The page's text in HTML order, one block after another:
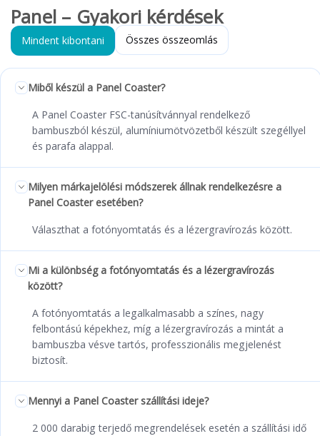
Panel – Gyakori kérdések
Mindent kibontani Összes összeomlás
Miből készül a Panel Coaster?
A Panel Coaster FSC-tanúsítvánnyal rendelkező
bambuszból készül, alumíniumötvözetből készült szegéllyel
és parafa alappal.
Milyen márkajelölési módszerek állnak rendelkezésre a
Panel Coaster esetében?
Választhat a fotónyomtatás és a lézergravírozás között.
Mi a különbség a fotónyomtatás és a lézergravírozás
között?
A fotónyomtatás a legalkalmasabb a színes, nagy
felbontású képekhez, míg a lézergravírozás a mintát a
bambuszba vésve tartós, professzionális megjelenést
biztosít.
Mennyi a Panel Coaster szállítási ideje?
2 000 darabig terjedő megrendelések esetén a szállítási idő